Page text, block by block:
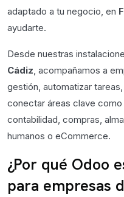
adaptado a tu negocio, en
ayudarte.
Desde nuestras
Cádiz, acompañamos a
gestión, automatizar
conectar áreas clave
contabilidad, compras,
humanos o eCommerce.
¿Por qué Odoo
para empresas